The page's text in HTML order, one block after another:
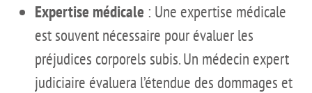
Expertise médicale : Une expertise médicale
est souvent nécessaire pour évaluer les
préjudices corporels subis. Un médecin expert
judiciaire évaluera l’étendue des dommages et